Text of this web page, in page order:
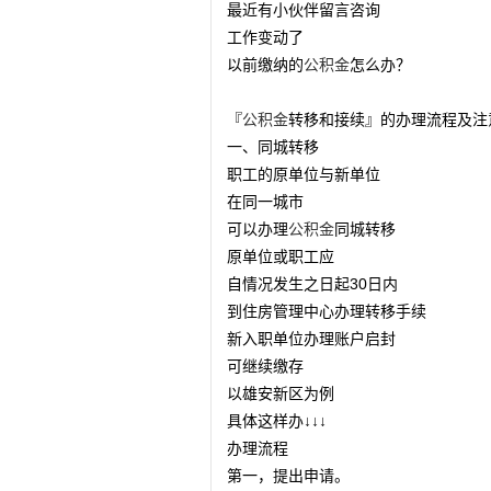
最近有小伙伴留言咨询
工作变动了
以前缴纳的公积金怎么办？
『公积金转移和接续』的办理流程及
一、同城转移
职工的原单位与新单位
在同一城市
可以办理公积金同城转移
原单位或职工应
自情况发生之日起30日内
到住房管理中心办理转移手续
新入职单位办理账户启封
可继续缴存
以雄安新区为例
具体这样办↓↓↓
办理流程
第一，提出申请。